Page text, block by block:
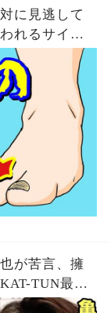
に見逃して
れるサイン
が苦言、擁
TUN最初
…【芸能】